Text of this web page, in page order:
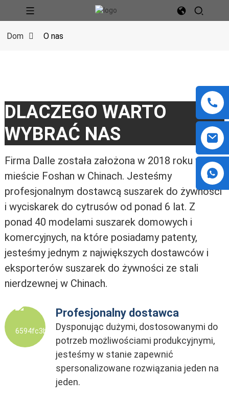
Dom O nas
DLACZEGO WARTO
WYBRAĆ NAS
Firma Dalle została założona w 2018 roku w
mieście Foshan w Chinach. Jesteśmy
profesjonalnym dostawcą suszarek do żywności
i wyciskarek do cytrusów od ponad 6 lat. Z
ponad 40 modelami suszarek domowych i
komercyjnych, na które posiadamy patenty,
jesteśmy jednym z największych dostawców i
eksporterów suszarek do żywności ze stali
nierdzewnej w Chinach.
Profesjonalny dostawca
Dysponując dużymi, dostosowanymi do
potrzeb możliwościami produkcyjnymi,
jesteśmy w stanie zapewnić
spersonalizowane rozwiązania jeden na
jeden.